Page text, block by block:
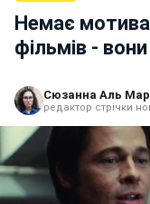
Немає
фільмів -
Сюзанна Аль
редактор стрічки